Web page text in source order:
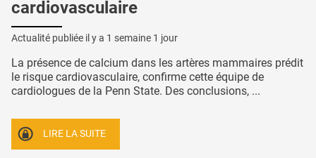
cardiovasculaire
Actualité publiée il y a 1 semaine 1 jour
La présence de calcium dans les artères mammaires prédit
le risque cardiovasculaire, confirme cette équipe de
cardiologues de la Penn State. Des conclusions, ...
LIRE LA SUITE